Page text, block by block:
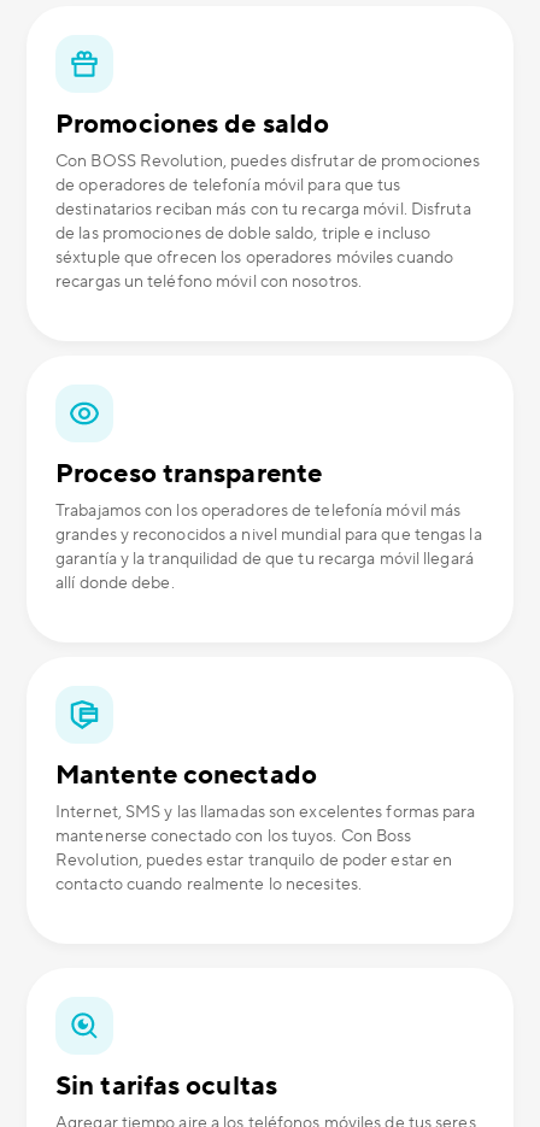
Promociones de saldo
Con BOSS Revolution, puedes disfrutar de promociones
de operadores de telefonía móvil para que tus
destinatarios reciban más con tu recarga móvil. Disfruta
de las promociones de doble saldo, triple e incluso
séxtuple que ofrecen los operadores móviles cuando
recargas un teléfono móvil con nosotros.
Proceso transparente
Trabajamos con los operadores de telefonía móvil más
grandes y reconocidos a nivel mundial para que tengas la
garantía y la tranquilidad de que tu recarga móvil llegará
allí donde debe.
Mantente conectado
Internet, SMS y las llamadas son excelentes formas para
mantenerse conectado con los tuyos. Con Boss
Revolution, puedes estar tranquilo de poder estar en
contacto cuando realmente lo necesites.
Sin tarifas ocultas